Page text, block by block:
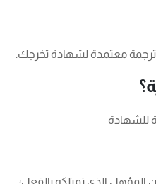
ترجمة معتمدة لشهادة تخرجك.
للشهادة
الذي تمتلكه بالفعل؛